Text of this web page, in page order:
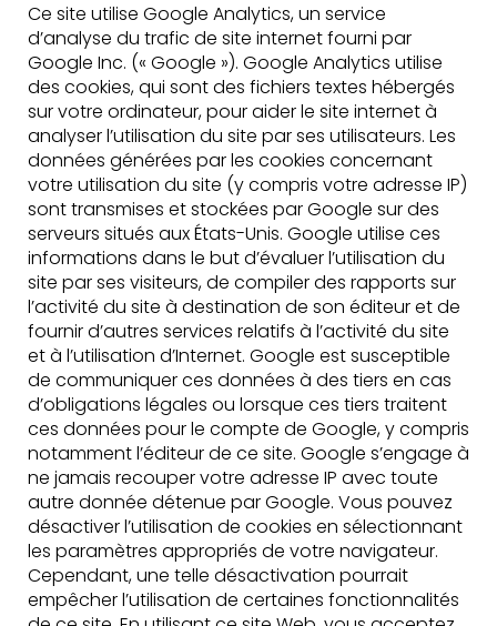
Ce site utilise Google Analytics, un service
d’analyse du trafic de site internet fourni par
Google Inc. (« Google »). Google Analytics utilise
des cookies, qui sont des fichiers textes hébergés
sur votre ordinateur, pour aider le site internet à
analyser l’utilisation du site par ses utilisateurs. Les
données générées par les cookies concernant
votre utilisation du site (y compris votre adresse IP)
sont transmises et stockées par Google sur des
serveurs situés aux États-Unis. Google utilise ces
informations dans le but d’évaluer l’utilisation du
site par ses visiteurs, de compiler des rapports sur
l’activité du site à destination de son éditeur et de
fournir d’autres services relatifs à l’activité du site
et à l’utilisation d’Internet. Google est susceptible
de communiquer ces données à des tiers en cas
d’obligations légales ou lorsque ces tiers traitent
ces données pour le compte de Google, y compris
notamment l’éditeur de ce site. Google s’engage à
ne jamais recouper votre adresse IP avec toute
autre donnée détenue par Google. Vous pouvez
désactiver l’utilisation de cookies en sélectionnant
les paramètres appropriés de votre navigateur.
Cependant, une telle désactivation pourrait
empêcher l’utilisation de certaines fonctionnalités